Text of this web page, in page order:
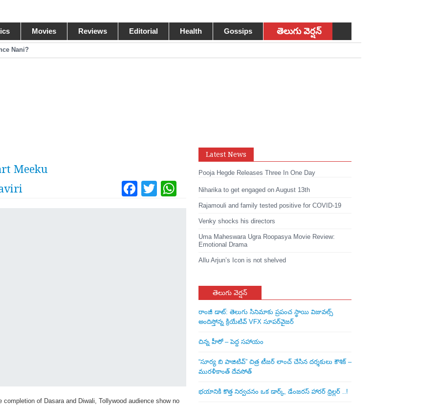
Movies Reviews Editorial Health Gossips తెలుగు వెర్షన్
Nani?
Pawan Kalyan
Meeku
Facebook
TwitterWhatsApp
Pinterest
LinkedIn
of Dasara and Diwali, Tollywood audience show no
Latest News
Pooja Hegde Releases Three In One Day
Niharika to get engaged on August 13th
Rajamouli and family tested positive for COVID-19
Venky shocks his directors
Uma Maheswara Ugra Roopasya Movie Review:
Emotional Drama
Allu Arjun’s Icon is not shelved
తెలుగు వెర్షన్
రాంజీ డాట్: తెలుగు సినిమాకు ప్రపంచ స్థాయి విజువల్స్
అందిస్తోన్న క్రియేటివ్ VFX సూపర్‌వైజర్
చిన్న హీరో – పెద్ద సహాయం
“సూర్య బి పాజిటివ్” చిత్ర టీజర్ లాంచ్ చేసిన‌ దర్శకులు కౌశిక్ –
మురళీకాంత్ దేవసోత్
భయానికి కొత్త నిర్వచనం ఒక డార్క్, డేంజరస్ హారర్ థ్రిల్లర్ ..!